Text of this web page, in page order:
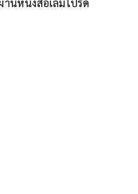
หนังสือเล่มโปรด